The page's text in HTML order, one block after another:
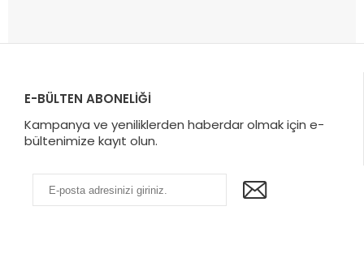
E-BÜLTEN ABONELİĞİ
Kampanya ve yeniliklerden haberdar olmak için e-
bültenimize kayıt olun.